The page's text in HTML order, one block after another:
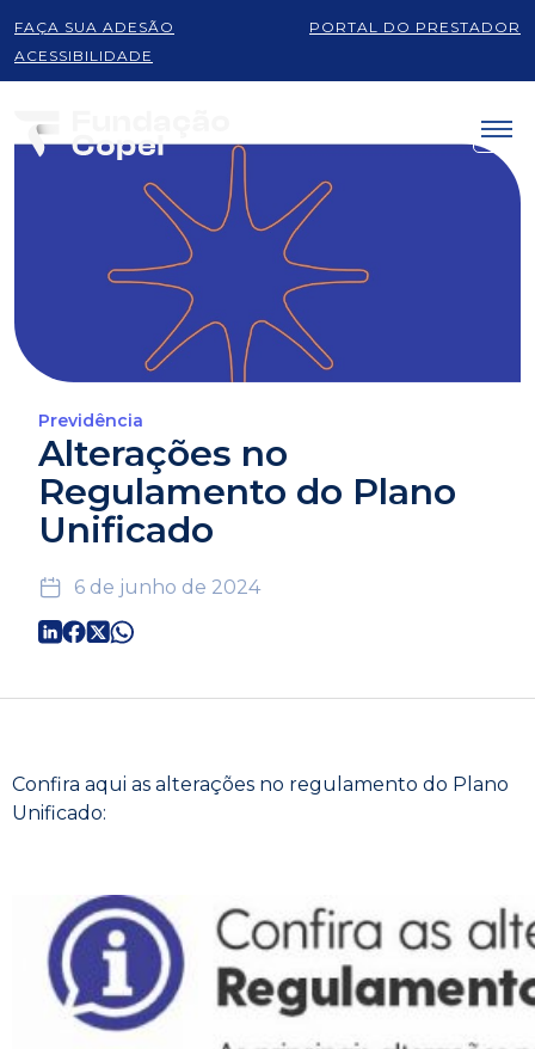
FAÇA SUA ADESÃO
PORTAL DO PRESTADOR
ACESSIBILIDADE
Previdência
Alterações no
Regulamento do Plano
Unificado
6 de junho de 2024
Confira aqui as alterações no regulamento do Plano
Unificado: